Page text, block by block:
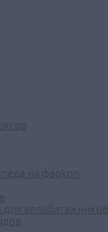
на фаркоп
для велобагажников